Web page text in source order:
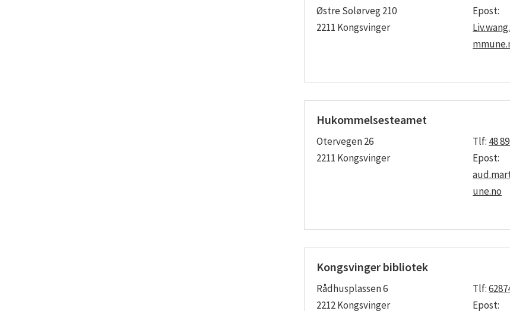
Østre Solørveg 210
2211 Kongsvinger
Epost:
Hukommelsesteamet
Otervegen 26
2211 Kongsvinger
Tlf: 48
Epost:
une.no
Kongsvinger bibliotek
Rådhusplassen 6
2212 Kongsvinger
Tlf:
Epost: